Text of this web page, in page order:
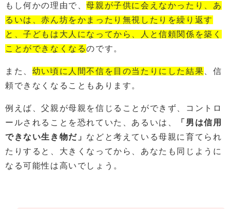
もし何かの理由で、母親が子供に会えなかったり、あ
るいは、赤ん坊をかまったり無視したりを繰り返す
と、子どもは大人になってから、人と信頼関係を築く
ことができなくなるのです。
また、 幼い頃に人間不信を目の当たりにした結果 、信
頼できなくなることもあります。
例えば、父親が母親を信じることができず、コントロ
ールされることを恐れていた、あるいは、
「男は信用
できない生き物だ」 などと考えている母親に育てられ
たりすると、大きくなってから、あなたも同じように
なる可能性は高いでしょう。